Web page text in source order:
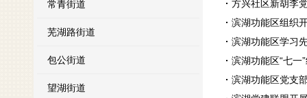
常青街道
芜湖路街道
包公街道
望湖街道
方兴社区新胡李
滨湖功能区组织
滨湖功能区学习
滨湖功能区“七一
滨湖功能区党支